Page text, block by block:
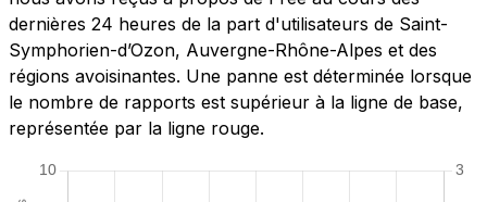
dernières 24 heures de la part d'utilisateurs de Saint-
Symphorien-d’Ozon, Auvergne-Rhône-Alpes et des
régions avoisinantes. Une panne est déterminée lorsque
le nombre de rapports est supérieur à la ligne de base,
représentée par la ligne rouge.